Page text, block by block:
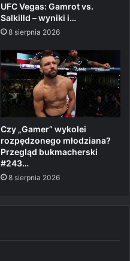
UFC Vegas: Gamrot vs.
Salkilld – wyniki i…
8 sierpnia 2026
Czy „Gamer” wykolei
rozpędzonego młodziana?
Przegląd bukmacherski
#243…
8 sierpnia 2026